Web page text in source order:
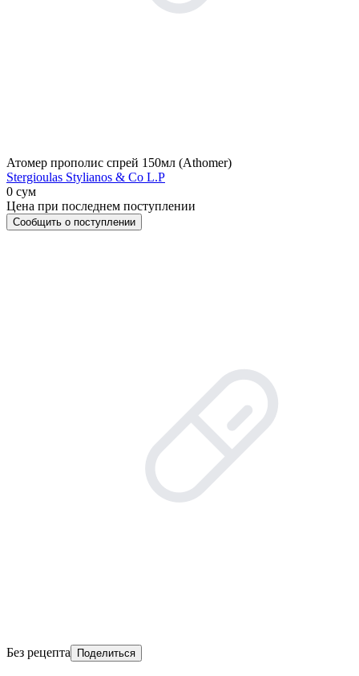
Атомер прополис спрей 150мл (Athomer)
Stergioulas Stylianos & Co L.P
0 сум
Цена при последнем поступлении
Сообщить о поступлении
Без рецепта Поделиться